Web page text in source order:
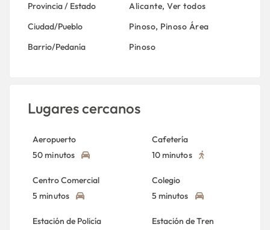
Provincia / Estado
Alicante, Ver todos
Ciudad/Pueblo
Pinoso, Pinoso Área
Barrio/Pedanía
Pinoso
Lugares cercanos
Aeropuerto
50 minutos
Cafetería
10 minutos
Centro Comercial
5 minutos
Colegio
5 minutos
Estación de Policía
Estación de Tren